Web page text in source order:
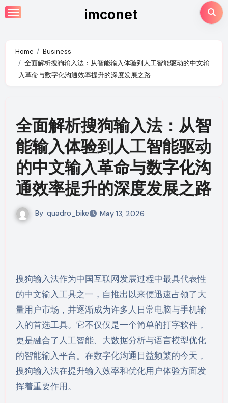
Skip
to
imconet
Home
Business
全面解析搜狗输入法：从智能输入体验到人工智能驱动的中文输
入革命与数字化沟通效率提升的深度发展之路
全面解析搜狗输入法：从智
能输入体验到人工智能驱动
的中文输入革命与数字化沟
通效率提升的深度发展之路
By quadro_bike May 13, 2026
搜狗输入法作为中国互联网发展过程中最具代表性
的中文输入工具之一，自推出以来便迅速占领了大
量用户市场，并逐渐成为许多人日常电脑与手机输
入的首选工具。它不仅仅是一个简单的打字软件，
更是融合了人工智能、大数据分析与语言模型优化
的智能输入平台。在数字化沟通日益频繁的今天，
搜狗输入法在提升输入效率和优化用户体验方面发
挥着重要作用。